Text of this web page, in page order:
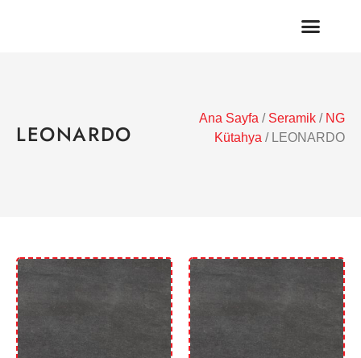
LEONARDO
Ana Sayfa / Seramik / NG
Kütahya / LEONARDO